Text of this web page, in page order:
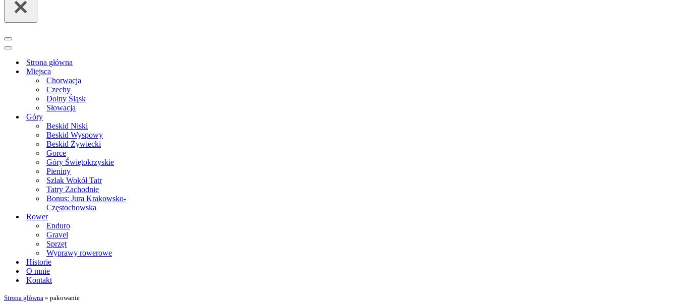
Menu
nawigacji
Menu
nawigacjiStrona główna
Miejsca
Chorwacja
Czechy
Dolny Śląsk
Słowacja
Góry
Beskid Niski
Beskid Wyspowy
Beskid Żywiecki
Gorce
Góry Świętokrzyskie
Pieniny
Szlak Wokół Tatr
Tatry Zachodnie
Bonus: Jura Krakowsko-
Częstochowska
Rower
Enduro
Gravel
Sprzęt
Wyprawy rowerowe
Historie
O mnie
Kontakt
Strona główna » pakowanie